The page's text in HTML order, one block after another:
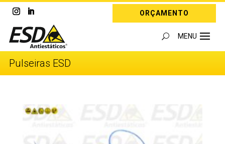
ORÇAMENTO
Pulseiras ESD